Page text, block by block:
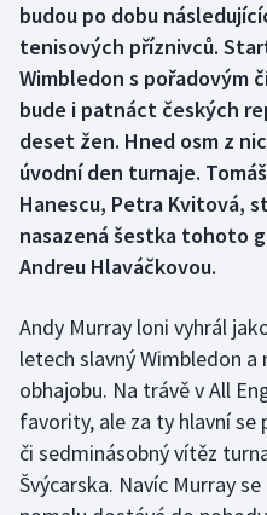
Box
Curling
Dostihy
Futsal
Gymnastika
Házená
Jezdectví
budou po dobu
tenisových příznivců.
Wimbledon s pořadovým
bude i patnáct českých
deset žen. Hned osm z
úvodní den turnaje.
Hanescu, Petra Kvitová,
nasazená šestka tohoto
Andreu Hlaváčkovou.
Andy Murray loni vyhrál
letech slavný Wimbledon a
obhajobu. Na trávě v All
favority, ale za ty hlavní se
či sedminásobný vítěz
Švýcarska. Navíc Murray